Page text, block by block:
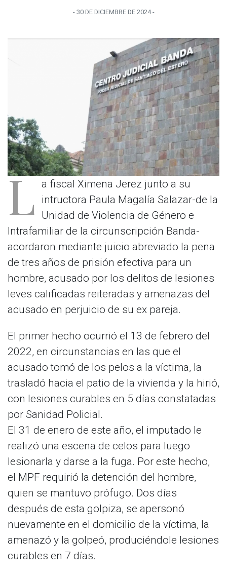
- 30 DE DICIEMBREDE 2024-
L a fiscal Ximena Jerez junto a su
intructora Paula Magalía Salazar-de la
Unidad de Violencia de Género e
Intrafamiliar de la circunscripción Banda-
acordaron mediante juicio abreviado la pena
de tres años de prisión efectiva para un
hombre, acusado por los delitos de lesiones
leves calificadas reiteradas y amenazas del
acusado en perjuicio de su ex pareja.
El primer hecho ocurrió el 13 de febrero del
2022, en circunstancias en las que el
acusado tomó de los pelos a la víctima, la
trasladó hacia el patio de la vivienda y la hirió,
con lesiones curables en 5 días constatadas
por Sanidad Policial.
El 31 de enero de este año, el imputado le
realizó una escena de celos para luego
lesionarla y darse a la fuga. Por este hecho,
el MPF requirió la detención del hombre,
quien se mantuvo prófugo. Dos días
después de esta golpiza, se apersonó
nuevamente en el domicilio de la víctima, la
amenazó y la golpeó, produciéndole lesiones
curables en 7 días.